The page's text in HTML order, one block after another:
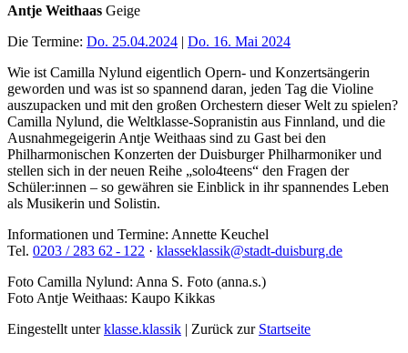
Antje Weithaas Geige
Die Termine: Do. 25.04.2024 | Do. 16. Mai 2024
Wie ist Camilla Nylund eigentlich Opern- und Konzertsängerin
geworden und was ist so spannend daran, jeden Tag die Violine
auszupacken und mit den großen Orchestern dieser Welt zu spielen?
Camilla Nylund, die Weltklasse-Sopranistin aus Finnland, und die
Ausnahmegeigerin Antje Weithaas sind zu Gast bei den
Philharmonischen Konzerten der Duisburger Philharmoniker und
stellen sich in der neuen Reihe „solo4teens“ den Fragen der
Schüler:innen – so gewähren sie Einblick in ihr spannendes Leben
als Musikerin und Solistin.
Informationen und Termine: Annette Keuchel
Tel. 0203 / 283 62 - 122 · klasseklassik@stadt-duisburg.de
Foto Camilla Nylund: Anna S. Foto (anna.s.)
Foto Antje Weithaas: Kaupo Kikkas
Eingestellt unterklasse.klassik | Zurück zur Startseite